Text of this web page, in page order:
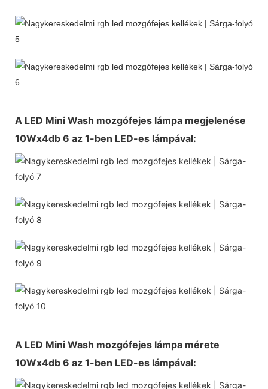
A LED Mini Wash mozgófejes lámpa megjelenése
10Wx4db 6 az 1-ben LED-es lámpával:
A LED Mini Wash mozgófejes lámpa mérete
10Wx4db 6 az 1-ben LED-es lámpával: